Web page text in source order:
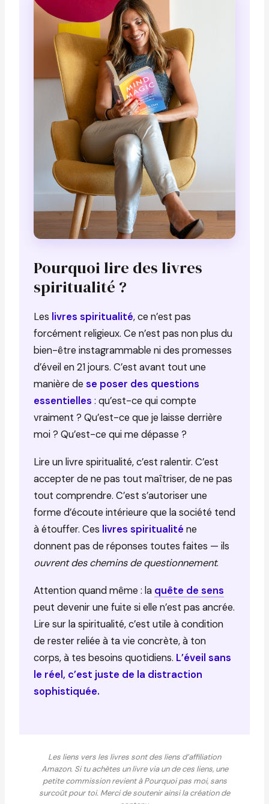
Pourquoi lire des livres
spiritualité ?
Les livres spiritualité, ce n’est pas
forcément religieux. Ce n’est pas non plus du
bien-être instagrammable ni des promesses
d’éveil en 21 jours. C’est avant tout une
manière de se poser des questions
essentielles : qu’est-ce qui compte
vraiment ? Qu’est-ce que je laisse derrière
moi ? Qu’est-ce qui me dépasse ?
Lire un livre spiritualité, c’est ralentir. C’est
accepter de ne pas tout maîtriser, de ne pas
tout comprendre. C’est s’autoriser une
forme d’écoute intérieure que la société tend
à étouffer. Ces livres spiritualité ne
donnent pas de réponses toutes faites — ils
ouvrent des chemins de questionnement.
Attention quand même : la quête de sens
peut devenir une fuite si elle n’est pas ancrée.
Lire sur la spiritualité, c’est utile à condition
de rester reliée à ta vie concrète, à ton
corps, à tes besoins quotidiens. L’éveil sans
le réel, c’est juste de la distraction
sophistiquée.
Les liens vers les livres sont des liens d’affiliation
Amazon. Si tu achètes un livre via un de ces liens, une
petite commission revient à Pourquoi pas moi, sans
surcoût pour toi. Merci de soutenir ainsi la création de